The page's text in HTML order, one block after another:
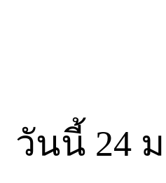
วันนี้ 24